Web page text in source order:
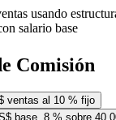
usando
salario base
Comisión
ventas al 10 % fijo
base, 8 % sobre